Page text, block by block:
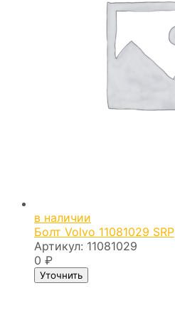
в наличии
Болт Volvo 11081029 SRP
Артикул: 11081029
0 ₽
Уточнить